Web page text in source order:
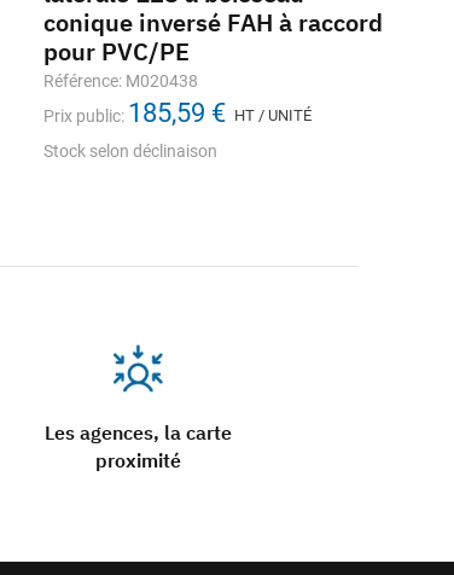
Les agences, la carte
proximité
conique inversé FAH à raccord
pour PVC/PE
Référence: M020438
Prix public: 185,59 € HT / UNITÉ
Stock selon déclinaison